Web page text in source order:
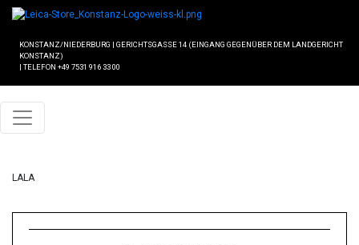
KONSTANZ/NIEDERBURG | GERICHTSGASSE 14 (EINGANG GEGENÜBER DEM LANDGERICHT
KONSTANZ)
| TELEFON +49 7531 916 33 00
LALA